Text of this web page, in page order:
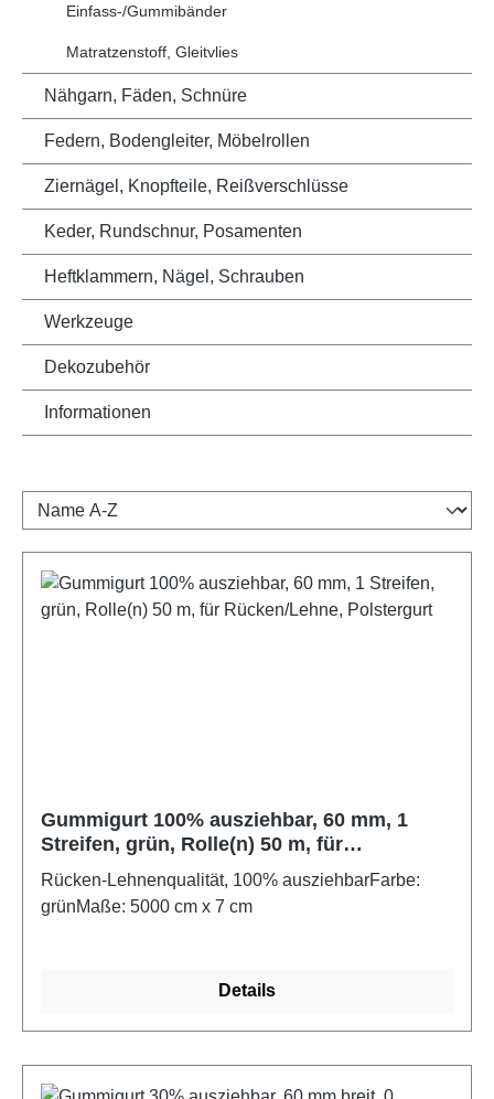
Einfass-/Gummibänder
Matratzenstoff, Gleitvlies
Nähgarn, Fäden, Schnüre
Federn, Bodengleiter, Möbelrollen
Ziernägel, Knopfteile, Reißverschlüsse
Keder, Rundschnur, Posamenten
Heftklammern, Nägel, Schrauben
Werkzeuge
Dekozubehör
Informationen
Gummigurt 100% ausziehbar, 60 mm, 1
Streifen, grün, Rolle(n) 50 m, für
Rücken/Lehne, Polstergurt
Rücken-Lehnenqualität, 100% ausziehbarFarbe:
grünMaße: 5000 cm x 7 cm
Details